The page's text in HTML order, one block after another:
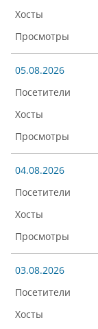
05.08.2026
04.08.2026
03.08.2026